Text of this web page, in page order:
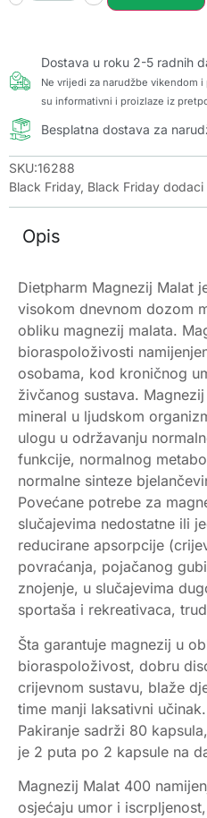
Dostava u roku 2-5 radnih
Ne vrijedi za narudžbe vikendom
su informativni i proizlaze iz
Besplatna dostava za
SKU:16288
Black Friday, Black Friday dodaci
Opis
Dietpharm Magnezij Malat
visokom dnevnom dozom
obliku magnezij malata.
bioraspoloživosti
osobama, kod kroničnog
živčanog sustava.
mineral u ljudskom
ulogu u održavanju
funkcije, normalnog
normalne sinteze
Povećane potrebe za
slučajevima nedostatne ili
reducirane apsorpcije
povraćanja, pojačanog
znojenje, u slučajevima
sportaša i rekreativaca,
Šta garantuje magnezij u
bioraspoloživost, dobru
crijevnom sustavu, blaže
time manji laksativni učinak.
Pakiranje sadrži 80
je 2 puta po 2 kapsule na
Magnezij Malat 400
osjećaju umor i